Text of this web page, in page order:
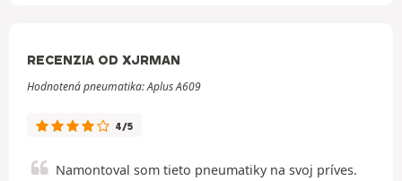
RECENZIA OD XJRMAN
Hodnotená pneumatika: Aplus A609
4/5
Namontoval som tieto pneumatiky na svoj príves.